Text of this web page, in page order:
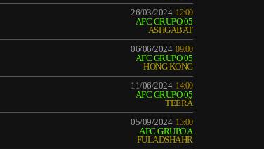
26/03/2024 12:00
AFC GRUPO 05
ASHGABAT
06/06/202409:00
AFC GRUPO 05
HONG KONG
11/06/2024 14:00
AFC GRUPO 05
TEERÃ
05/09/2024 13:00
AFC GRUPO A
FULADSHAHR